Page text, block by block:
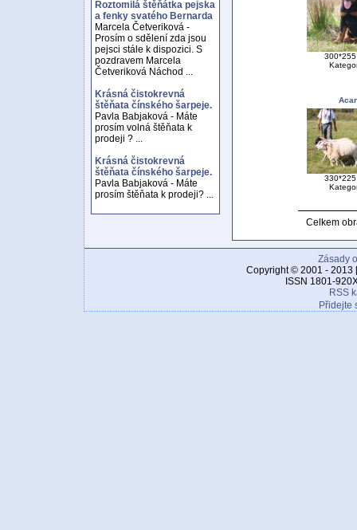
Roztomilá štěňátka pejska
a fenky svatého Bernarda
Marcela Četveriková -
Prosím o sdělení zda jsou
pejsci stále k dispozici. S
pozdravem Marcela
Četveriková Náchod ...
Krásná čistokrevná
štěňata čínského šarpeje.
Pavla Babjaková - Máte
prosím volná štěňata k
prodeji ? ...
Krásná čistokrevná
štěňata čínského šarpeje.
Pavla Babjaková - Máte
prosím štěňata k prodeji? ...
Celkem
Zásady
Copyright © 2001 - 2013
ISSN 1801-
RSS
Přidejte